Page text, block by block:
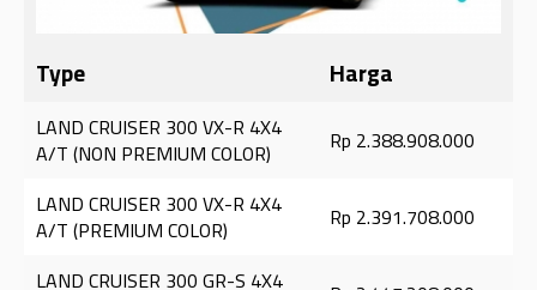
Type Harga
LAND CRUISER 300 VX-R 4X4
A/T (NON PREMIUM COLOR)
Rp 2.388.908.000
LAND CRUISER 300 VX-R 4X4
A/T (PREMIUM COLOR)
Rp 2.391.708.000
LAND CRUISER 300 GR-S 4X4